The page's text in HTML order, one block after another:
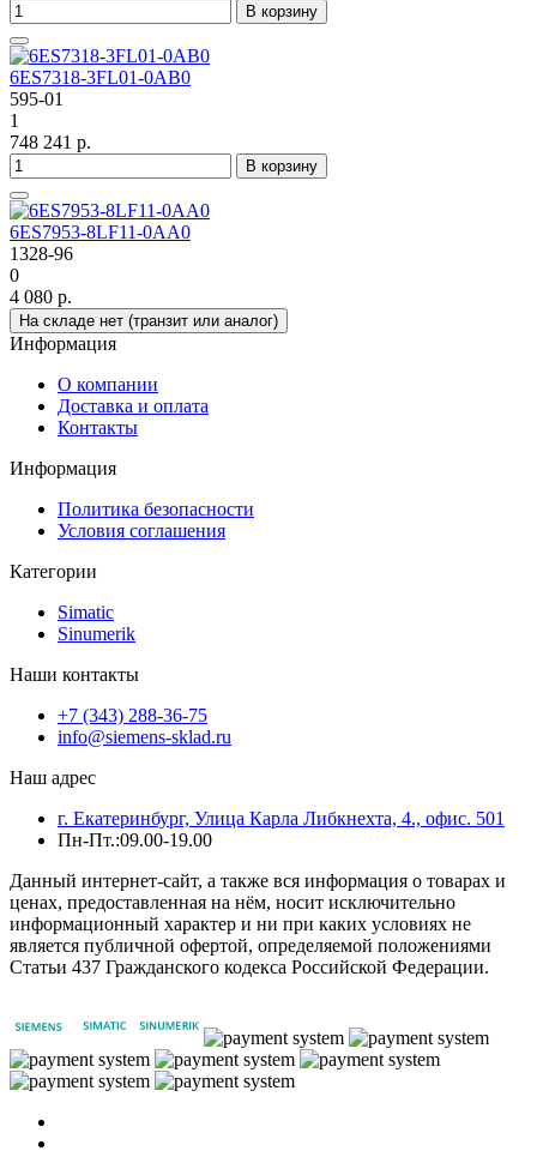
В корзину
6ES7318-3FL01-0AB0
595-01
1
748 241 р.
В корзину
6ES7953-8LF11-0AA0
1328-96
0
4 080 р.
На складе нет (транзит или аналог)
Информация
О компании
Доставка и оплата
Контакты
Информация
Политика безопасности
Условия соглашения
Категории
Simatic
Sinumerik
Наши контакты
+7 (343) 288-36-75
info@siemens-sklad.ru
Наш адрес
г. Екатеринбург, Улица Карла Либкнехта, 4., офис. 501
Пн-Пт.:09.00-19.00
Данный интернет-сайт, а также вся информация о товарах и
ценах, предоставленная на нём, носит исключительно
информационный характер и ни при каких условиях не
является публичной офертой, определяемой положениями
Статьи 437 Гражданского кодекса Российской Федерации.